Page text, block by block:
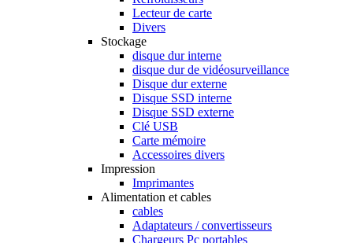
Lecteur de carte
Divers
Stockage
disque dur interne
disque dur de vidéosurveillance
Disque dur externe
Disque SSD interne
Disque SSD externe
Clé USB
Carte mémoire
Accessoires divers
Impression
Imprimantes
Alimentation et cables
cables
Adaptateurs / convertisseurs
Chargeurs Pc portables